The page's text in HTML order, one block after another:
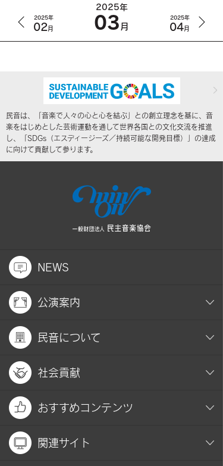
2025年
02月
2025年
03 月
2025年
04月
民音は、「音楽で人々の心と心を結ぶ」との創立理念を基に、音
楽をはじめとした芸術運動を通して世界各国との文化交流を推進
し、「SDGs（エスディージーズ／持続可能な開発目標）」の達成
に向けて貢献して参ります。
NEWS
公演案内
民音について
社会貢献
おすすめコンテンツ
関連サイト